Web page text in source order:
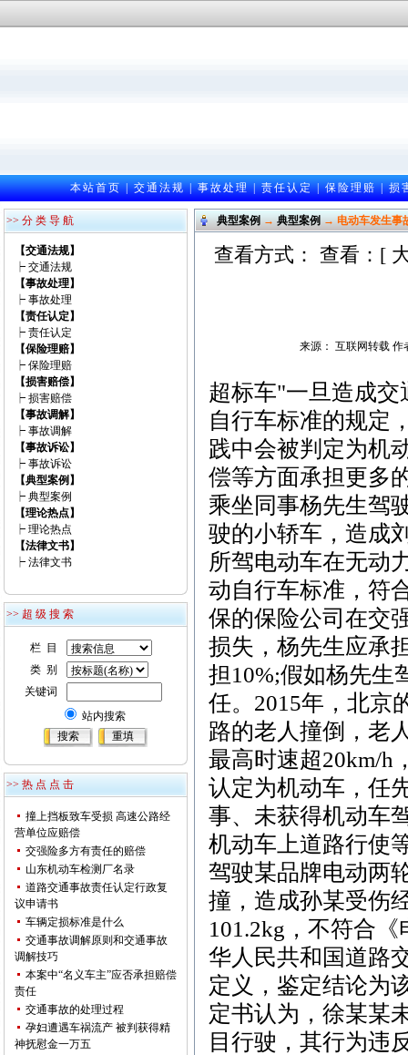
本站首页|交通法规|事故处理|责任认定|保险理赔|损
>> 分 类 导 航
【交通法规】
┝ 交通法规
【事故处理】
┝ 事故处理
【责任认定】
┝ 责任认定
【保险理赔】
┝ 保险理赔
【损害赔偿】
┝ 损害赔偿
【事故调解】
┝ 事故调解
【事故诉讼】
┝ 事故诉讼
【典型案例】
┝ 典型案例
【理论热点】
┝ 理论热点
【法律文书】
┝ 法律文书
>> 超 级 搜 索
栏 目
类 别
关键词
站内搜索
>> 热 点 点 击
撞上挡板致车受损 高速公路经
营单位应赔偿
交强险多方有责任的赔偿
山东机动车检测厂名录
道路交通事故责任认定行政复
议申请书
车辆定损标准是什么
交通事故调解原则和交通事故
调解技巧
本案中“名义车主”应否承担赔偿
责任
交通事故的处理过程
孕妇遭遇车祸流产 被判获得精
神抚慰金一万五
典型案例→典型案例→ 电动车发生事
查看方式： 查看：[
来源： 互联网转载 作
超标车"一旦造成
自行车标准的规定
践中会被判定为机
偿等方面承担更多
乘坐同事杨先生驾
驶的小轿车，造成
所驾电动车在无动
动自行车标准，符
保的保险公司在交
损失，杨先生应承
担10%;假如杨先生
任。2015年，北京
路的老人撞倒，老
最高时速超20km/h
认定为机动车，任
事、未获得机动车
机动车上道路行使
驾驶某品牌电动两
撞，造成孙某受伤
101.2kg，不符合
华人民共和国道路
定义，鉴定结论为
定书认为，徐某某
目行驶，其行为违